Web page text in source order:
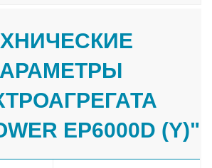
EP6000D (Y)"